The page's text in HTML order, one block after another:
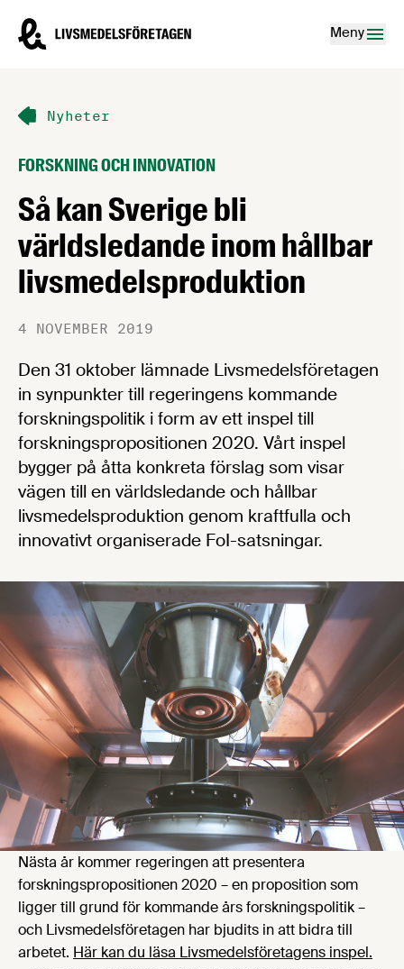
Livsmedelsföretagen – till startsidan
Meny
Nyheter
FORSKNING OCH INNOVATION
Så kan Sverige bli
världsledande inom hållbar
livsmedelsproduktion
4 NOVEMBER 2019
Den 31 oktober lämnade Livsmedelsföretagen
in synpunkter till regeringens kommande
forskningspolitik i form av ett inspel till
forskningspropositionen 2020. Vårt inspel
bygger på åtta konkreta förslag som visar
vägen till en världsledande och hållbar
livsmedelsproduktion genom kraftfulla och
innovativt organiserade FoI-satsningar.
Nästa år kommer regeringen att presentera
forskningspropositionen 2020 – en proposition som
ligger till grund för kommande års forskningspolitik –
och Livsmedelsföretagen har bjudits in att bidra till
arbetet. Här kan du läsa Livsmedelsföretagens inspel.